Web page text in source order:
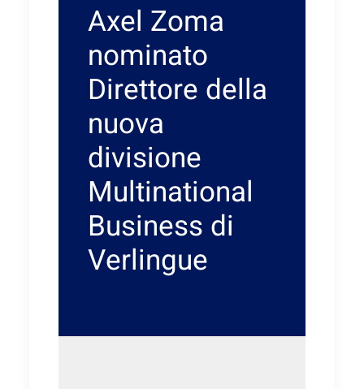
Axel Zoma
nominato
Direttore della
nuova
divisione
Multinational
Business di
Verlingue